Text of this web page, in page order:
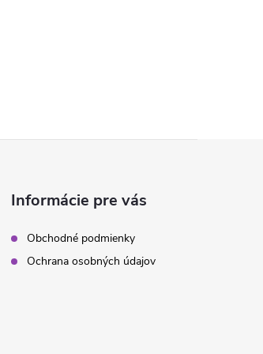
Informácie pre vás
Obchodné podmienky
Ochrana osobných údajov